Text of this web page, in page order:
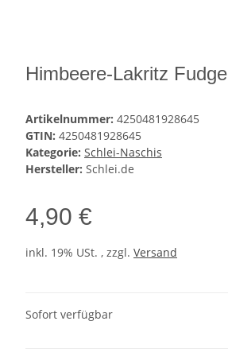
Himbeere-Lakritz Fudge
Artikelnummer: 4250481928645
GTIN: 4250481928645
Kategorie: Schlei-Naschis
Hersteller: Schlei.de
4,90 €
inkl. 19% USt. , zzgl. Versand
Sofort verfügbar